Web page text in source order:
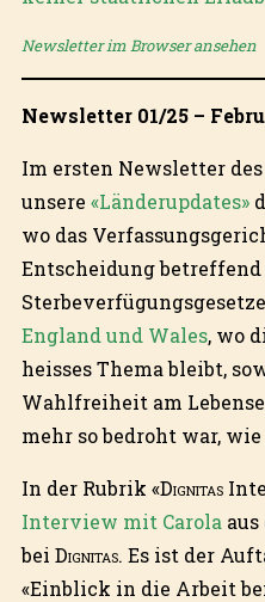
Newsletter im Browser ansehen
Newsletter 01/25 –
Im ersten Newsletter
unsere «Länderupdates»
wo das
Entscheidung betreffend
England und Wales, wo
heisses Thema bleibt,
Wahlfreiheit am
mehr so bedroht war,
In der Rubrik «Dignitas
Interview mit Carola
bei Dignitas. Es ist der
«Einblick in die Arbeit